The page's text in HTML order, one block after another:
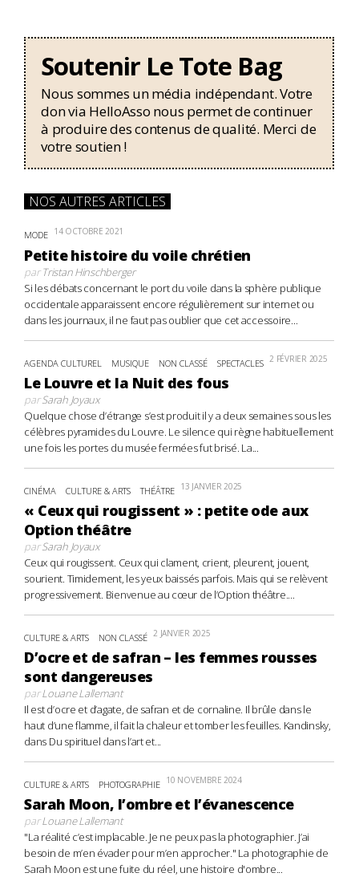
Soutenir Le Tote Bag
Nous sommes un média indépendant. Votre
don via HelloAsso nous permet de continuer
à produire des contenus de qualité. Merci de
votre soutien !
NOS AUTRES ARTICLES
MODE 14 OCTOBRE 2021
Petite histoire du voile chrétien
parTristan Hinschberger
Si les débats concernant le port du voile dans la sphère publique
occidentale apparaissent encore régulièrement sur internet ou
dans les journaux, il ne faut pas oublier que cet accessoire...
AGENDA CULTUREL MUSIQUE NON CLASSÉ SPECTACLES 2 FÉVRIER 2025
Le Louvre et la Nuit des fous
parSarah Joyaux
Quelque chose d’étrange s’est produit il y a deux semaines sous les
célèbres pyramides du Louvre. Le silence qui règne habituellement
une fois les portes du musée fermées fut brisé. La...
CINÉMA CULTURE & ARTS THÉÂTRE 13 JANVIER 2025
« Ceux qui rougissent » : petite ode aux
Option théâtre
parSarah Joyaux
Ceux qui rougissent. Ceux qui clament, crient, pleurent, jouent,
sourient. Timidement, les yeux baissés parfois. Mais qui se relèvent
progressivement. Bienvenue au cœur de l’Option théâtre....
CULTURE & ARTS NON CLASSÉ 2 JANVIER 2025
D’ocre et de safran – les femmes rousses
sont dangereuses
parLouane Lallemant
Il est d’ocre et d’agate, de safran et de cornaline. Il brûle dans le
haut d’une flamme, il fait la chaleur et tomber les feuilles. Kandinsky,
dans Du spirituel dans l’art et...
CULTURE & ARTS PHOTOGRAPHIE 10 NOVEMBRE 2024
Sarah Moon, l’ombre et l’évanescence
parLouane Lallemant
"La réalité c’est implacable. Je ne peux pas la photographier. J’ai
besoin de m’en évader pour m’en approcher." La photographie de
Sarah Moon est une fuite du réel, une histoire d'ombre...